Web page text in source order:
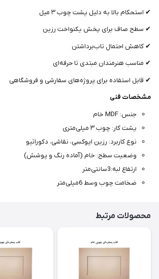
✔ استحکام بالا به دلیل پشت چوب ۳ میل
✔ سطح صاف برای پخش یکنواخت رزین
✔ کاهش احتمال تاب‌برداشتن
✔ مناسب هنرمندان مبتدی تا حرفه‌ای
✔ قابل استفاده برای پروژه‌های سفارشی و فروشگاهی
مشخصات فنی
جنس: MDF خام
پشت کار: چوب ۳ میلی‌متری
نوع کاربرد: رزین اپوکسی، نقاشی، دکوراتیو
وضعیت سطح: خام (آماده رنگ و پوشش)
ارتفاع لبه:3سانتی‌متر
ضخامت چوب وسط 6میلی‌متر
محصولات مرتبط